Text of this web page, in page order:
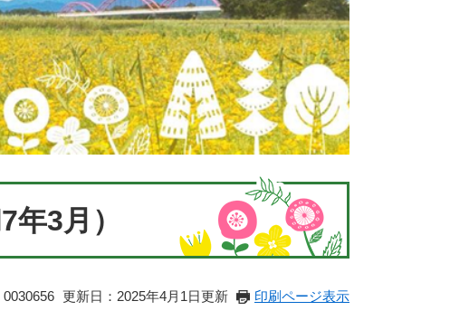
3月）
更新日：2025年4月1日更新 印刷ページ表示